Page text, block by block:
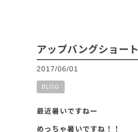
アップバングショート
2017/06/01
BLOG
最近暑いですねー
めっちゃ暑いですね！！